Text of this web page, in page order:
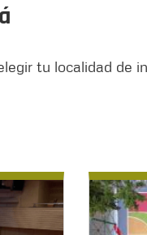
tu localidad